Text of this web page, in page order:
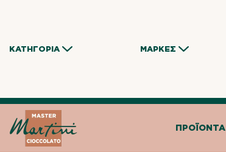
ΚΑΤΗΓΟΡΊΑ ΜΆΡΚΕΣ
ΠΡΟΪΌΝΤΑ